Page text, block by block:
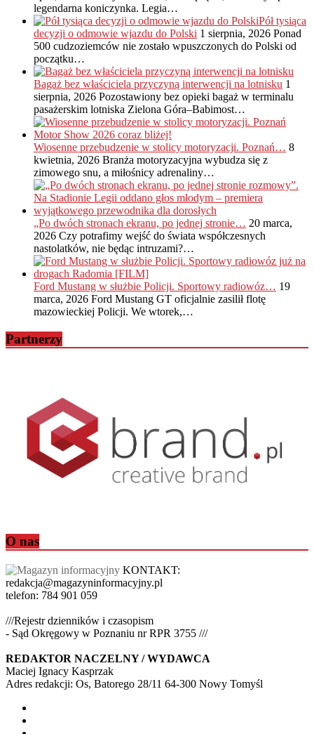
legendarna koniczynka. Legia…
Pół tysiąca
decyzji o odmowie wjazdu do Polski 1 sierpnia, 2026 Ponad
500 cudzoziemców nie zostało wpuszczonych do Polski od
początku…
Bagaż bez właściciela przyczyną interwencji na lotnisku 1
sierpnia, 2026 Pozostawiony bez opieki bagaż w terminalu
pasażerskim lotniska Zielona Góra–Babimost…
Wiosenne przebudzenie w stolicy motoryzacji. Poznań… 8
kwietnia, 2026 Branża motoryzacyjna wybudza się z
zimowego snu, a miłośnicy adrenaliny…
„Po dwóch stronach ekranu, po jednej stronie… 20 marca,
2026 Czy potrafimy wejść do świata współczesnych
nastolatków, nie będąc intruzami?…
Ford Mustang w służbie Policji. Sportowy radiowóz… 19
marca, 2026 Ford Mustang GT oficjalnie zasilił flotę
mazowieckiej Policji. We wtorek,…
Partnerzy
O nas
KONTAKT:
redakcja@magazyninformacyjny.pl
telefon: 784 901 059
///Rejestr dzienników i czasopism
- Sąd Okręgowy w Poznaniu nr RPR 3755 ///
REDAKTOR NACZELNY / WYDAWCA
Maciej Ignacy Kasprzak
Adres redakcji: Os, Batorego 28/11 64-300 Nowy Tomyśl